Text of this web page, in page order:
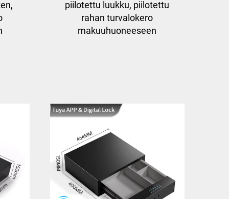
piilotettu luukku, piilotettu
rahan turvalokero
makuuhuoneeseen